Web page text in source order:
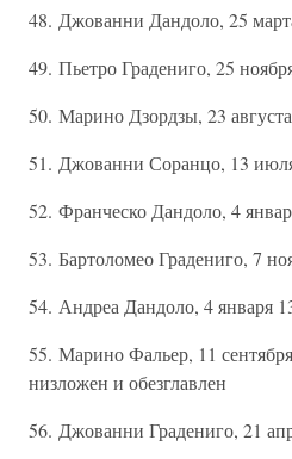
48. Джованни Дандоло, 25
49. Пьетро Градениго, 25
50. Марино Дзордзы, 23
51. Джованни Соранцо, 13
52. Франческо Дандоло, 4
53. Бартоломео Градениго, 7
54. Андреа Дандоло, 4 января
55. Марино Фальер, 11
низложен и обезглавлен
56. Джованни Градениго, 21